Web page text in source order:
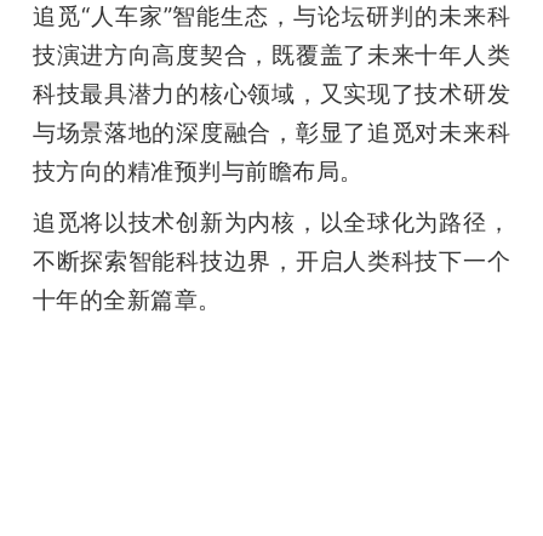
追觅“人车家”智能生态，与论坛研判的未来科
技演进方向高度契合，既覆盖了未来十年人类
科技最具潜力的核心领域，又实现了技术研发
与场景落地的深度融合，彰显了追觅对未来科
技方向的精准预判与前瞻布局。
追觅将以技术创新为内核，以全球化为路径，
不断探索智能科技边界，开启人类科技下一个
十年的全新篇章。